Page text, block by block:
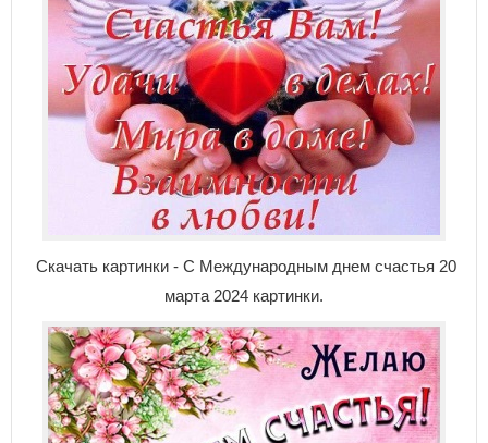
Скачать картинки - С Международным днем счастья 20
марта 2024 картинки.